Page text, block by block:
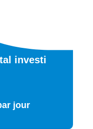
investi
jour